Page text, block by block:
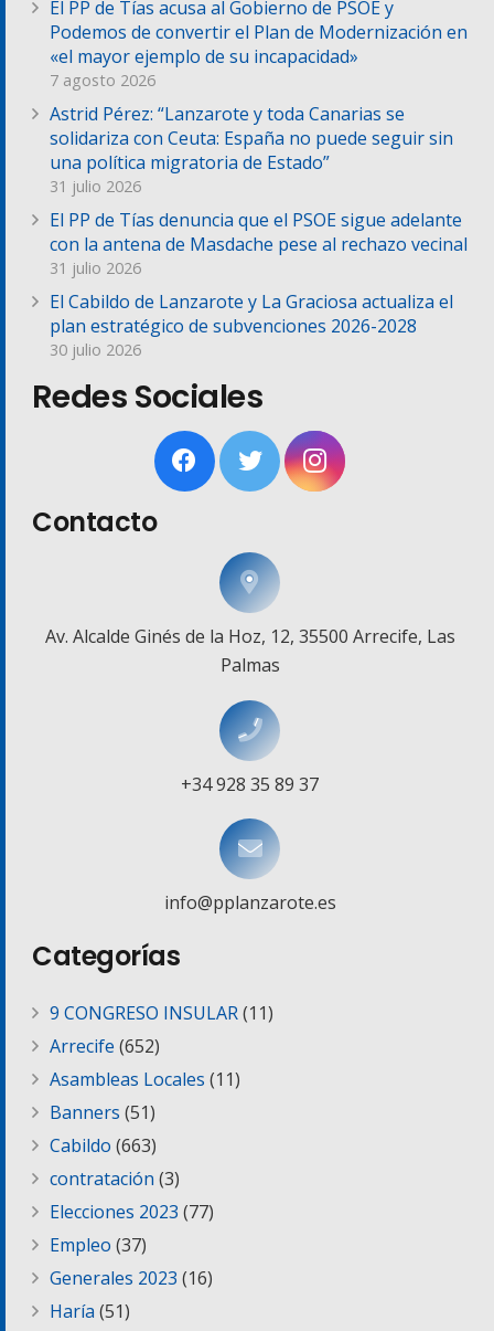
El PP de Tías acusa al Gobierno de PSOE y
Podemos de convertir el Plan de Modernización en
«el mayor ejemplo de su incapacidad»
7 agosto 2026
Astrid Pérez: “Lanzarote y toda Canarias se
solidariza con Ceuta: España no puede seguir sin
una política migratoria de Estado”
31 julio 2026
El PP de Tías denuncia que el PSOE sigue adelante
con la antena de Masdache pese al rechazo vecinal
31 julio 2026
El Cabildo de Lanzarote y La Graciosa actualiza el
plan estratégico de subvenciones 2026-2028
30 julio 2026
Redes Sociales
Contacto
Av. Alcalde Ginés de la Hoz, 12, 35500 Arrecife, Las
Palmas
+34 928 35 89 37
info@pplanzarote.es
Categorías
9 CONGRESO INSULAR(11)
Arrecife (652)
Asambleas Locales (11)
Banners (51)
Cabildo (663)
contratación (3)
Elecciones 2023 (77)
Empleo (37)
Generales 2023 (16)
Haría (51)